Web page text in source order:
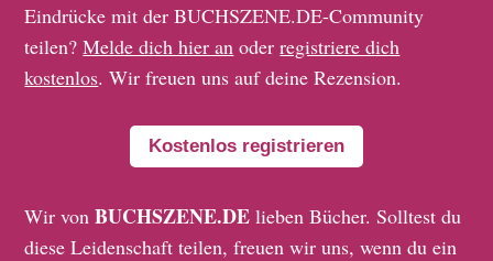
Eindrücke mit der BUCHSZENE.DE-Community
teilen?Melde dich hier an oderregistriere dich
kostenlos. Wir freuen uns auf deine Rezension.
Kostenlos registrieren
Wir vonBUCHSZENE.DE lieben Bücher. Solltest du
diese Leidenschaft teilen, freuen wir uns, wenn du ein